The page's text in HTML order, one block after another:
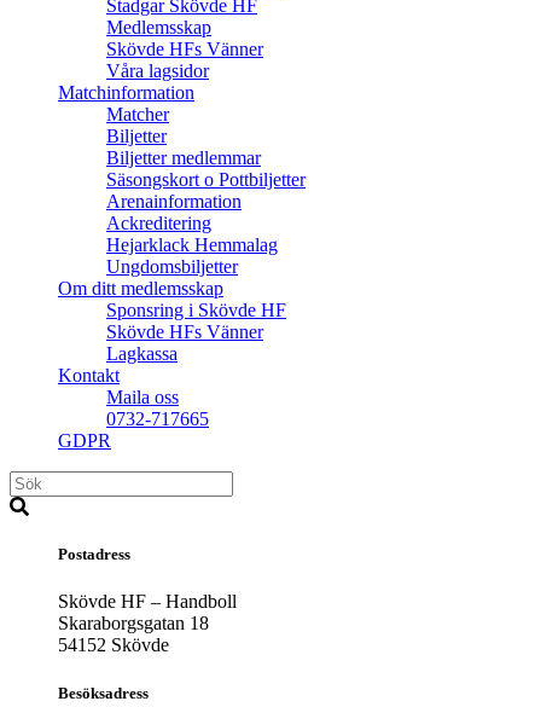
Stadgar Skövde HF
Medlemsskap
Skövde HFs Vänner
Våra lagsidor
Matchinformation
Matcher
Biljetter
Biljetter medlemmar
Säsongskort o Pottbiljetter
Arenainformation
Ackreditering
Hejarklack Hemmalag
Ungdomsbiljetter
Om ditt medlemsskap
Sponsring i Skövde HF
Skövde HFs Vänner
Lagkassa
Kontakt
Maila oss
0732-717665
GDPR
Postadress
Skövde HF – Handboll
Skaraborgsgatan 18
54152 Skövde
Besöksadress